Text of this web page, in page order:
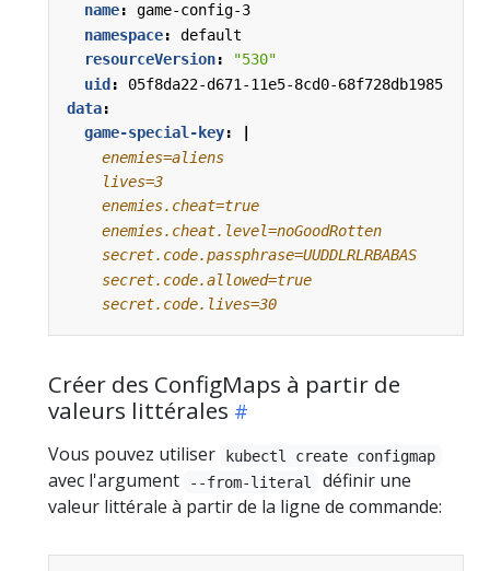
name:
game-config-3
namespace:
default
resourceVersion:
"530"
uid:
05f8da22-d671-11e5-8cd0-68f728db1985
data:
game-special-key:
    secret.code.lives=30
Créer des ConfigMaps à partir de
valeurs littérales
Vous pouvez utiliser kubectl create configmap
avec l'argument --from-literal
définir une
valeur littérale à partir de la ligne de commande: